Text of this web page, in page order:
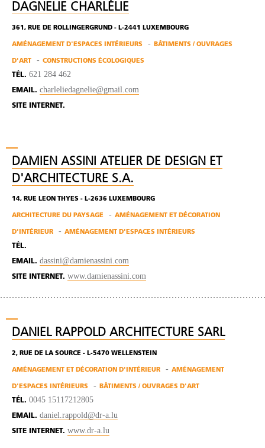
DAGNELIE CHARLÉLIE
361, RUE DE ROLLINGERGRUND - L-2441 LUXEMBOURG
AMÉNAGEMENT D'ESPACES INTÉRIEURS BÂTIMENTS / OUVRAGES
D'ART CONSTRUCTIONS ÉCOLOGIQUES
TÉL. 621 284 462
EMAIL. charleliedagnelie@gmail.com
SITE INTERNET.
DAMIEN ASSINI ATELIER DE DESIGN ET
D'ARCHITECTURE S.A.
14, RUE LEON THYES - L-2636 LUXEMBOURG
ARCHITECTURE DU PAYSAGE AMÉNAGEMENT ET DÉCORATION
D'INTÉRIEUR AMÉNAGEMENT D'ESPACES INTÉRIEURS
TÉL.
EMAIL. dassini@damienassini.com
SITE INTERNET. www.damienassini.com
DANIEL RAPPOLD ARCHITECTURE SARL
2, RUE DE LA SOURCE - L-5470 WELLENSTEIN
AMÉNAGEMENT ET DÉCORATION D'INTÉRIEUR AMÉNAGEMENT
D'ESPACES INTÉRIEURS BÂTIMENTS / OUVRAGES D'ART
TÉL. 0045 15117212805
EMAIL. daniel.rappold@dr-a.lu
SITE INTERNET. www.dr-a.lu